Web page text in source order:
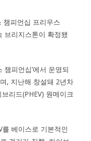
챔피언십 프리우스
브리지스톤이 확정됐
챔피언십’에서 운영되
, 지난해 창설돼 2년차
리드(PHEV) 원메이크
베이스로 기본적인